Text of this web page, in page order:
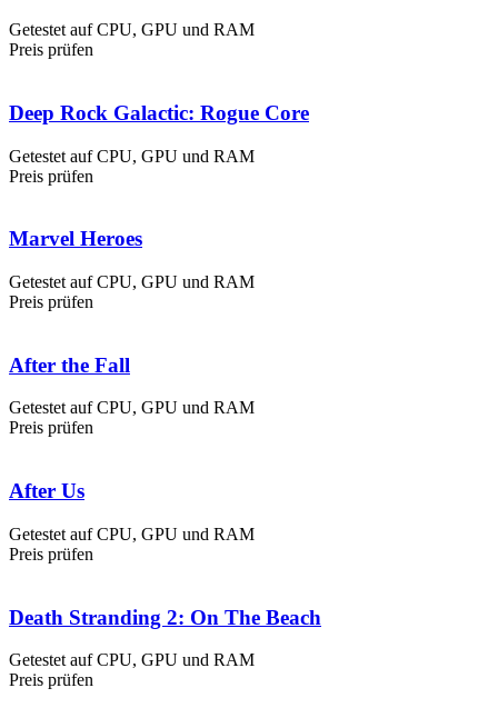
Getestet auf CPU, GPU und RAM
Preis prüfen
Deep Rock Galactic: Rogue Core
Getestet auf CPU, GPU und RAM
Preis prüfen
Marvel Heroes
Getestet auf CPU, GPU und RAM
Preis prüfen
After the Fall
Getestet auf CPU, GPU und RAM
Preis prüfen
After Us
Getestet auf CPU, GPU und RAM
Preis prüfen
Death Stranding 2: On The Beach
Getestet auf CPU, GPU und RAM
Preis prüfen